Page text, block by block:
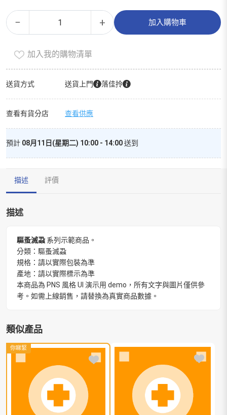
−
驅
蚤
（精
選
量
+ 加入購物車
Alternative:
加入我的購物清單
送貨方式 送貨上門 落佳拎
查看有貨分店 查看供應
預計 08月11日(星期二) 10:00 - 14:00送到
描述 評價
描述
驅蚤滅蝨 系列示範商品。
分類：驅蚤滅蝨
規格：請以實際包裝為準
產地：請以實際標示為準
本商品為 PNS 風格 UI 演示用 demo，所有文字與圖片僅供參
考。如需上線銷售，請替換為真實商品數據。
類似產品
你睇緊